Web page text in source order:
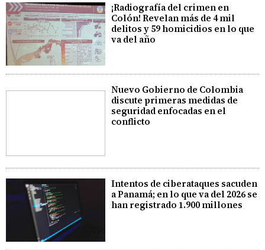
¡Radiografía del crimen en
Colón! Revelan más de 4 mil
delitos y 59 homicidios en lo que
va del año
Nuevo Gobierno de Colombia
discute primeras medidas de
seguridad enfocadas en el
conflicto
Intentos de ciberataques sacuden
a Panamá; en lo que va del 2026 se
han registrado 1.900 millones